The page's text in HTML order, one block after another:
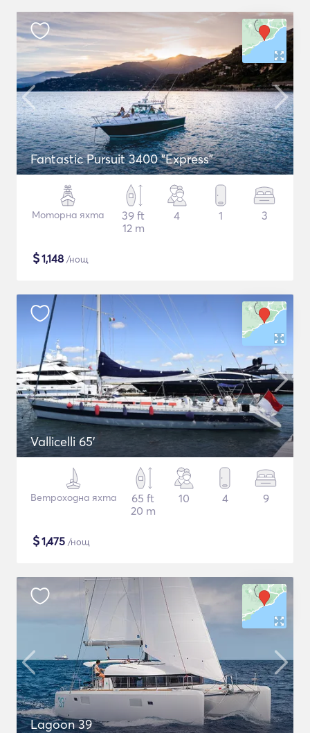
Fantastic Pursuit 3400 "Express"
Моторна яхта
39 ft
12 m
4 1 3
$1,148 /нощ
Vallicelli 65'
Ветроходна яхта
65 ft
20 m
10 4 9
$1,475 /нощ
Lagoon 39